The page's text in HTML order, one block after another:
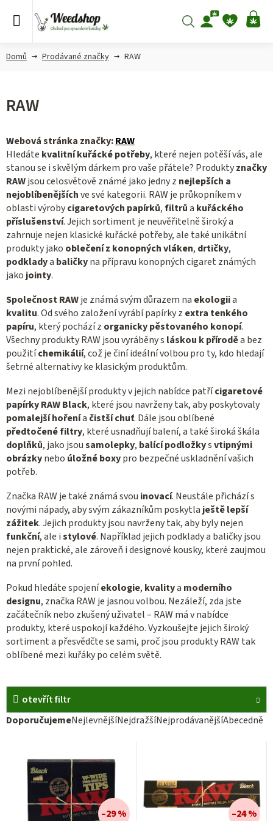
Hledat
Domů Prodávané značky RAW
RAW
Webová stránka značky:RAW
Hledáte kvalitní kuřácké potřeby, které nejen potěší vás, ale
stanou se i skvělým dárkem pro vaše přátele? Produktyznačky
RAWjsou celosvětově známé jako jedny z nejlepších a
nejoblíbenějšíchve své kategorii. RAW je průkopníkem v
oblasti výrobycigaretových papírků,filtrůa kuřáckého
příslušenství. Jejich sortiment je neuvěřitelně široký a
zahrnuje nejen klasické kuřácké potřeby, ale také unikátní
produkty jako oblečení z konopných vláken, drtičky,
podkladya baličkyna přípravu konopných cigaret známých
jako jointy.
Společnost RAWje známá svým důrazem na ekologiia
kvalitu. Od svého založení vyrábí papírky z extra tenkého
papíru, který pochází z organicky pěstovaného konopí.
Všechny produkty RAW jsou vyráběny s láskou k příroděa bez
použitíchemikálií, což je činí ideální volbou pro ty, kdo hledají
šetrné alternativy ke klasickým produktům.
Mezi nejoblíbenější produkty v jejich nabídce patřícigaretové
papírky RAW Black, které jsou navrženy tak, aby poskytovaly
pomalejší hořenía čistší chuť. Dále jsou oblíbené
předtočené filtry, které usnadňují balení, a také široká škála
doplňků, jako jsousamolepky, balící podložkysvtipnými
obrázkynebo úložné boxypro bezpečné uskladnění vašich
potřeb.
Značka RAW je také známá svou inovací. Neustále přichází s
novými nápady, aby svým zákazníkům poskytla ještě lepší
zážitek. Jejich produkty jsou navrženy tak, aby byly nejen
funkční, ale istylové. Například jejich podklady a baličky jsou
nejen praktické, ale zároveň i designové kousky, které zaujmou
na první pohled.
Pokud hledáte spojeníekologie, kvalitya moderního
designu, značka RAW je jasnou volbou. Nezáleží, zda jste
začátečník nebo zkušený uživatel – RAW má v nabídce
produkty, které uspokojí každého. Vyzkoušejte jejich široký
sortiment a přesvědčte se sami, proč jsou produkty RAW tak
oblíbené mezi kuřáky po celém světě.
otevřít filtr
Ř
DoporučujemeNejlevnějšíNejdražšíNejprodávanějšíAbecedně
–29 % –24 %